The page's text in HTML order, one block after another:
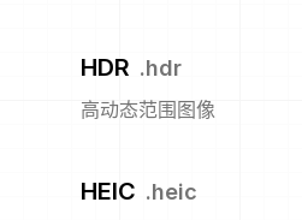
HDR .hdr
高动态范围图像
HEIC .heic